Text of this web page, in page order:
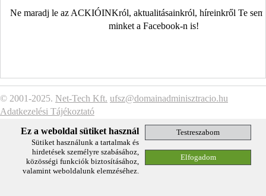
Ne maradj le az ACKIÓINKról, aktualitásainkról, híreinkről Te
minket a Facebook-n is!
© 2001-2025. Net-Tech Kft. ufsz@domainadminisztracio.hu
Adatkezelési Tájékoztató
Ez a weboldal sütiket használ
Sütiket használunk a tartalmak és
hirdetések személyre szabásához,
közösségi funkciók biztosításához,
valamint weboldalunk elemzéséhez.